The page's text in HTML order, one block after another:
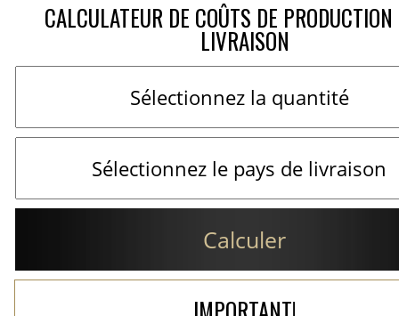
CALCULATEUR DE COÛTS DE
LIVRAISON
Calculer